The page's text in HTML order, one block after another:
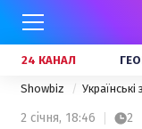
24 КАНАЛ
Showbiz Українські
2 січня, 18:46 2